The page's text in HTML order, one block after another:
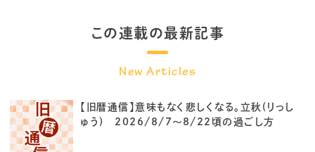
この連載の最新記事
【旧暦通信】意味もなく悲しくなる。立秋(りっし
ゅう) 2026/8/7～8/22頃の過ごし方